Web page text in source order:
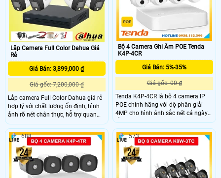
chiều
Lắp Camera Full Color Dahua Giá
Rẻ
Giá Bán: 3,899,000 ₫
Giá gốc: 7,200,000 ₫
Lắp camera Full Color Dahua giá rẻ
hợp lý với chất lượng ổn định, hình
ảnh rõ nét chân thực, hỗ trợ quan
sát ban đêm 24/7 có màu đẹp, sinh
động và có khả năng hoạt động vào
môi trường mưa nắng, có nhiều bụi
bẩn.
Bộ 4 Camera Ghi Âm POE Tenda
K4P-4CR
Giá Bán: 5%-35%
Giá gốc: 00 ₫
Tenda K4P-4CR là bộ 4 camera IP
POE chính hãng với độ phân giải
4MP cho hình ảnh sắc nét cả ngày
lẫn đêm. Camera tích hợp mic ghi
âm và hỗ trợ hồng ngoại lên đến
30m đảm bảo an ninh hiệu quả. Bộ
camera K4P-4CR có mức giá phải
chăng, phù hợp cho mọi gia đình và
các doanh nghiệp nhỏ.
688 573